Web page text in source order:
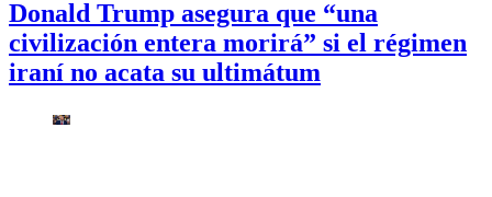
Donald Trump asegura que “una
civilización entera morirá” si el régimen
iraní no acata su ultimátum